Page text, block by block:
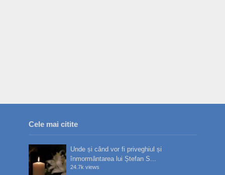
Cele mai citite
Unde și când vor fi priveghiul și
înmormântarea lui Ștefan S...
24.7k views